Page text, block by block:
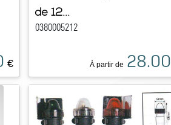
€
de 12...
0380005212
À partir de 28.00